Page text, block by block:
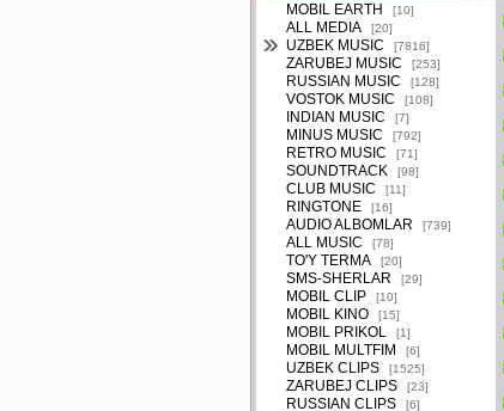
MOBIL EARTH [10]
ALL MEDIA [20]
UZBEK MUSIC [7816]
ZARUBEJ MUSIC [253]
RUSSIAN MUSIC [128]
VOSTOK MUSIC [108]
INDIAN MUSIC [7]
MINUS MUSIC [792]
RETRO MUSIC [71]
SOUNDTRACK [98]
CLUB MUSIC [11]
RINGTONE [16]
AUDIO ALBOMLAR [739]
ALL MUSIC [78]
TO'Y TERMA [20]
SMS-SHERLAR [29]
MOBIL CLIP [10]
MOBIL KINO [15]
MOBIL PRIKOL [1]
MOBIL MULTFIM [6]
UZBEK CLIPS [1525]
ZARUBEJ CLIPS [23]
RUSSIAN CLIPS [6]